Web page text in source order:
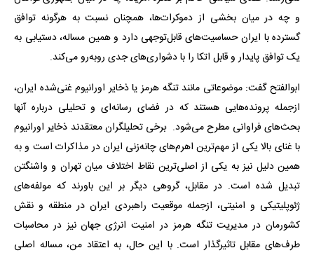
و چه در میان بخشی از دموکرات‌ها، همچنان نسبت به هرگونه توافق
گسترده با ایران حساسیت‌های قابل‌توجهی دارد و همین مساله، دستیابی به
یک توافق پایدار و قابل اتکا را با دشواری‌های جدی روبه‌رو می‌کند.
ابوالفتح گفت: موضوعاتی مانند تنگه هرمز یا ذخایر اورانیوم غنی‌شده ایران،
ازجمله پرونده‌هایی هستند که در فضای رسانه‌ای و تحلیلی درباره آنها
بحث‌های فراوانی مطرح می‌شود. برخی تحلیلگران معتقدند ذخایر اورانیوم
با غنای بالا یکی از مهم‌ترین اهرم‌های چانه‌زنی ایران در مذاکرات است و به
همین دلیل نیز به یکی از اصلی‌ترین نقاط اختلاف میان تهران و واشنگتن
تبدیل شده است. در مقابل، گروهی دیگر بر این باورند که مولفه‌های
ژئوپلیتیکی و امنیتی، ازجمله موقعیت راهبردی ایران در منطقه و نقش
کشورمان در مدیریت تنگه هرمز در امنیت انرژی جهان نیز در محاسبات
طرف‌های مقابل تاثیرگذار است. با این حال، به اعتقاد من، مساله اصلی